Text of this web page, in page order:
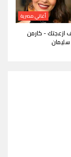
أغاني مصرية
ازعجتك - كارمن
سليمان